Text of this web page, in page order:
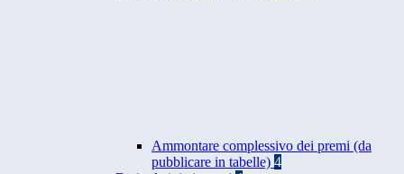
Ammontare complessivo dei premi (da
pubblicare in tabelle) 4